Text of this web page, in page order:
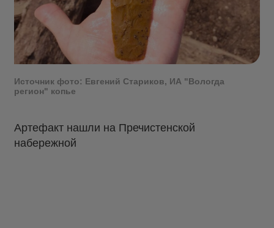
Источник фото: Евгений Стариков, ИА "Вологда
регион" копье
Артефакт нашли на Пречистенской
набережной